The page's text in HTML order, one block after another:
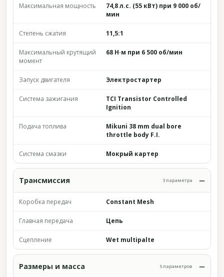
Максимальная мощность
74,8 л.с. (55 кВт) при 9 000 об/
мин
Степень сжатия 11,5:1
Максимальный крутящий
момент
68 Н·м при 6 500 об/мин
Запуск двигателя Электростартер
Система зажигания
TCI Transistor Controlled
Ignition
Подача топлива
Mikuni 38 mm dual bore
throttle body F.I.
Система смазки Мокрый картер
Трансмиссия 3 параметра
Коробка передач Constant Mesh
Главная передача Цепь
Сцепление Wet multipalte
Размеры и масса 5 параметров